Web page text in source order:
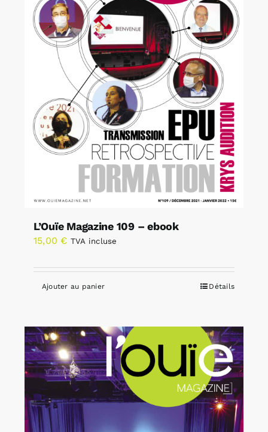
L’Ouïe Magazine 109 – ebook
15,00 € TVA incluse
Ajouter au panier Détails